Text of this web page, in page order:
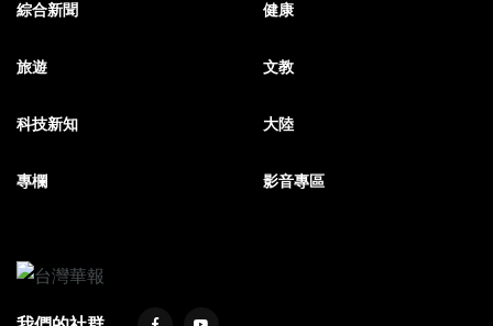
綜合新聞 健康
旅遊 文教
科技新知 大陸
專欄 影音專區